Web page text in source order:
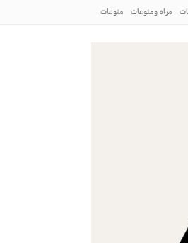
مراه ومنوعات منوعات